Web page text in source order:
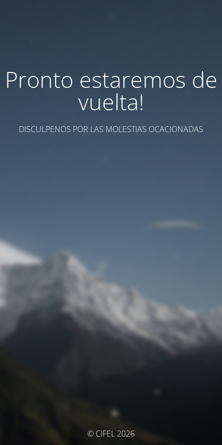
Pronto estaremos de
vuelta!
DISCULPENOS POR LAS MOLESTIAS OCACIONADAS
© CIFEL 2026